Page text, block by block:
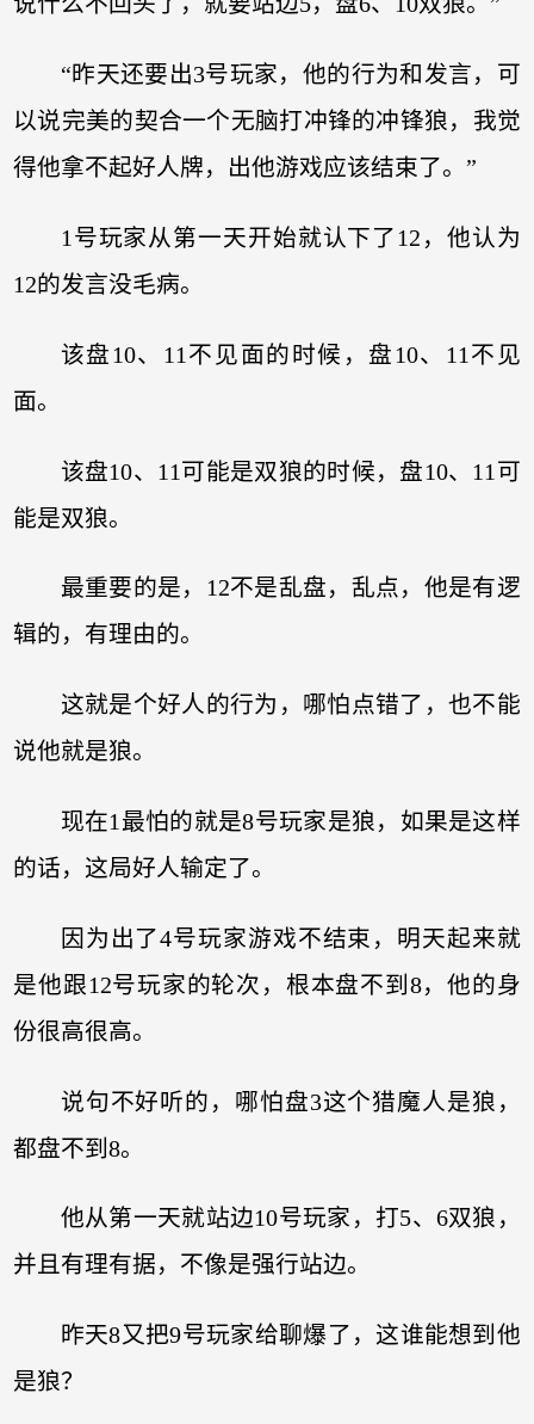
“昨天还要出3号玩家，他的行为和发言，可
以说完美的契合一个无脑打冲锋的冲锋狼，我觉
得他拿不起好人牌，出他游戏应该结束了。”
1号玩家从第一天开始就认下了12，他认为
12的发言没毛病。
该盘10、11不见面的时候，盘10、11不见
面。
该盘10、11可能是双狼的时候，盘10、11可
能是双狼。
最重要的是，12不是乱盘，乱点，他是有逻
辑的，有理由的。
这就是个好人的行为，哪怕点错了，也不能
说他就是狼。
现在1最怕的就是8号玩家是狼，如果是这样
的话，这局好人输定了。
因为出了4号玩家游戏不结束，明天起来就
是他跟12号玩家的轮次，根本盘不到8，他的身
份很高很高。
说句不好听的，哪怕盘3这个猎魔人是狼，
都盘不到8。
他从第一天就站边10号玩家，打5、6双狼，
并且有理有据，不像是强行站边。
昨天8又把9号玩家给聊爆了，这谁能想到他
是狼？